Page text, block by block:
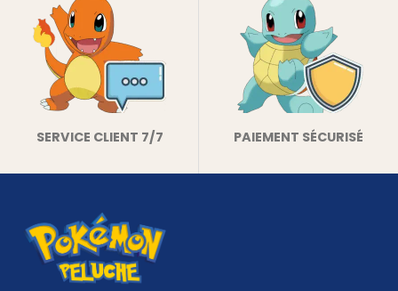
SERVICE CLIENT 7/7 PAIEMENT SÉCURISÉ